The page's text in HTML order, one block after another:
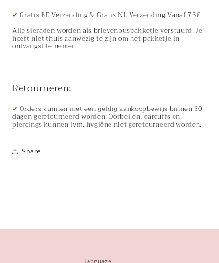
✓ Gratis BE Verzending & Gratis NL Verzending Vanaf 75€
Alle sieraden worden als brievenbuspakketje verstuurd. Je
hoeft niet thuis aanwezig te zijn om het pakketje in
ontvangst te nemen.
Retourneren:
✓ Orders kunnen met een geldig aankoopbewijs binnen 30
dagen geretourneerd worden. Oorbellen, earcuffs en
piercings kunnen ivm. hygiëne niet geretourneerd worden.
Share
Language